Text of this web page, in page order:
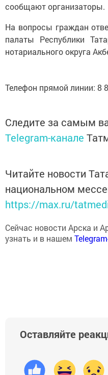
сообщают организаторы.
На вопросы граждан
палаты Республики
нотариального округа
Телефон прямой линии: 8
Следите за самым
Telegram-канале
Читайте новости
национальном
https://max.ru/
Сейчас новости Арска и
узнать и в нашем
Оставляйте